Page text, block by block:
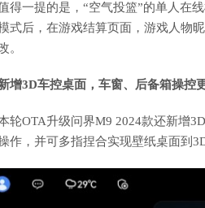
得一提的是，“空气投篮”的单人在
式后，在游戏结算页面，游戏人物
。
增3D车控桌面 ， 车窗、后备箱操控
轮OTA升级问界M9 2024款还新增
作，并可多指捏合实现壁纸桌面到